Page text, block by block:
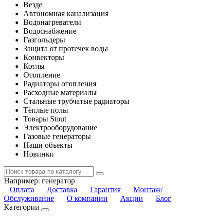
Везде
Автономная канализация
Водонагреватели
Водоснабжение
Газгольдеры
Защита от протечек воды
Конвекторы
Котлы
Отопление
Радиаторы отопления
Расходные материалы
Стальные трубчатые радиаторы
Тёплые полы
Товары Stout
Электрооборудование
Газовые генераторы
Наши объекты
Новинки
Например: генератор
Оплата
Доставка Гарантия
Монтаж/
Обслуживание
О компании Акции
Блог
Категории